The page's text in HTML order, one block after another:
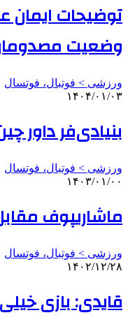
توضیحات ایمان
وضعیت
ورزشی > فوتبال، فوتسال
۱۴۰۴/۰۱/۰۳
بنیادی‌فر داور
ورزشی > فوتبال، فوتسال
۱۴۰۳/۰۱/۰۰
ماشاریپوف
ورزشی > فوتبال، فوتسال
۱۴۰۲/۱۲/۲۸
قایدی: بازی